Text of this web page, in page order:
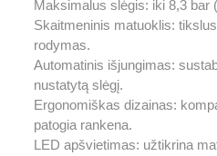
Maksimalus slėgis: iki 8,3 bar
Skaitmeninis matuoklis:
rodymas.
Automatinis išjungimas:
nustatytą slėgį.
Ergonomiškas dizainas:
patogia rankena.
LED apšvietimas: užtikrina